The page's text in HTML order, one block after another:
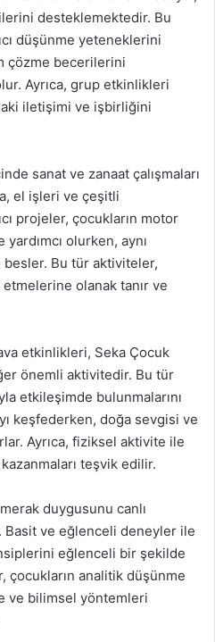
desteklemektedir. Bu
düşünme yeteneklerini
çözme becerilerini
Ayrıca, grup etkinlikleri
iletişimi ve işbirliğini
sanat ve zanaat çalışmaları
el işleri ve çeşitli
projeler, çocukların motor
olurken, aynı
Bu tür aktiviteler,
olanak tanır ve
etkinlikleri, Seka Çocuk
önemli aktivitedir. Bu tür
etkileşimde bulunmalarını
keşfederken, doğa sevgisi ve
Ayrıca, fiziksel aktivite ile
kazanmaları teşvik edilir.
duygusunu canlı
Basit ve eğlenceli deneyler ile
eğlenceli bir şekilde
analitik düşünme
ve bilimsel yöntemleri